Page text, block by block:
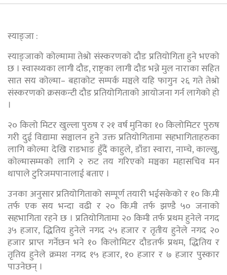
स्याङ्जा :
स्याङ्जाको कोल्मामा तेश्रो संस्करणको दौड प्रतियोगिता हुने भएको
छ । स्वास्थ्यका लागी दौड, राष्ट्रका लागी दौड भन्ने मुल नाराका सहित
सात सय कोल्मा– बहाकोट सम्पर्क मञ्चले यहि फागुन २६ गते तेश्रो
संस्करणको क्रसकन्टी दौड प्रतियोगिताको आयोजना गर्न लागेको हो
।
२० किलो मिटर खुल्ला पुरुष र २१ वर्ष मुनिका १० किलोमिटर पुरुष
गरी दुई विद्यामा सञ्चालन हुने उक्त प्रतियोगितामा सहभागिताहरुका
लागि कोल्मा देखि राङभाङ हुँदैं काहुले, डाँडा स्वारा, नाम्चे, काल्खु,
कोल्मासम्मको लागि २ रुट तय गरिएको मञ्चका महासचिव मन
थापाले टुरिजमपानालाई बताए ।
उनका अनुसार प्रतियोगिताको सम्पूर्ण तयारी भईसकेको र १० कि.मी
तर्फ एक सय भन्दा वढी र २० कि.मी तर्फ झण्डै ५० जनाको
सहभागिता रहने छ । प्रतियोगितामा २० किमी तर्फ प्रथम हुनेले नगद
३५ हजार, द्धितिय हुनेले नगद २५ हजार र तृतीय हुनेले नगद २०
हजार प्राप्त गर्नेछन भने १० किलोमिटर दौडतर्फ प्रथम, द्धितिय र
तृतिय हुनेले क्रमश नगद १५ हजार, १० हजार र ७ हजार पुस्कार
पाउनेछन् ।